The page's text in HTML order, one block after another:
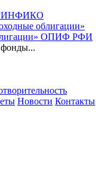
облигации»
ОПИФ РФИ
фонды...
Новости Контакты